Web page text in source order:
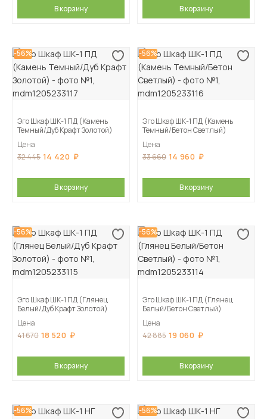
В корзину В корзину
-56%
Эго Шкаф ШК-1 ПД (Камень
Темный/Дуб Крафт Золотой)
Цена
32 445 14 420
В корзину
-56%
Эго Шкаф ШК-1 ПД (Камень
Темный/Бетон Светлый)
Цена
33 660 14 960
В корзину
-56%
Эго Шкаф ШК-1 ПД (Глянец
Белый/Дуб Крафт Золотой)
Цена
41 670 18 520
В корзину
-56%
Эго Шкаф ШК-1 ПД (Глянец
Белый/Бетон Светлый)
Цена
42 885 19 060
В корзину
-56% -56%